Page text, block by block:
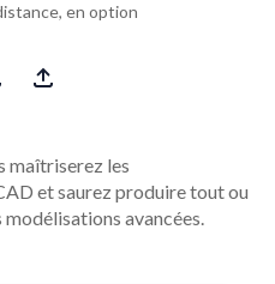
en option
maîtriserez les
et saurez produire tout ou
avancées.